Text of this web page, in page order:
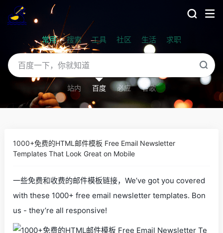
常用 搜索 工具 社区 生活 求职
站内 百度 必应 谷歌
1000+免费的HTML邮件模板 Free Email Newsletter
Templates That Look Great on Mobile
一些免费和收费的邮件模板链接，We’ve got you covered
with these 1000+ free email newsletter templates. Bon
us - they’re all responsive!